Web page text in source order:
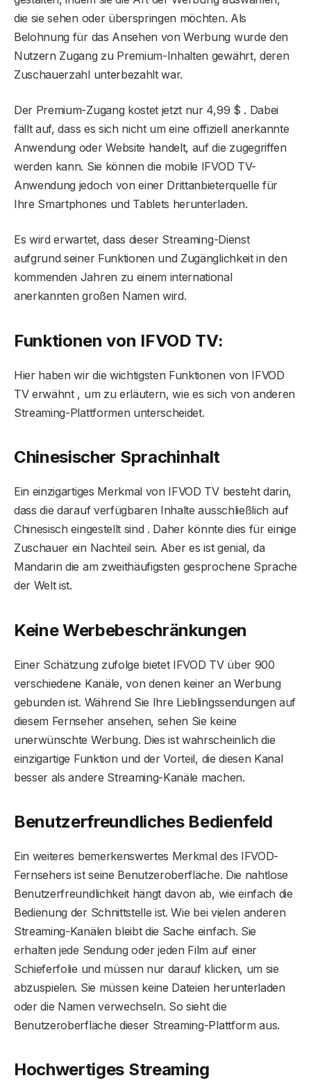
die sie sehen oder überspringen möchten. Als
Belohnung für das Ansehen von Werbung wurde den
Nutzern Zugang zu Premium-Inhalten gewährt, deren
Zuschauerzahl unterbezahlt war.
Der Premium-Zugang kostet jetzt nur 4,99 $ . Dabei
fällt auf, dass es sich nicht um eine offiziell anerkannte
Anwendung oder Website handelt, auf die zugegriffen
werden kann. Sie können die mobile IFVOD TV-
Anwendung jedoch von einer Drittanbieterquelle für
Ihre Smartphones und Tablets herunterladen.
Es wird erwartet, dass dieser Streaming-Dienst
aufgrund seiner Funktionen und Zugänglichkeit in den
kommenden Jahren zu einem international
anerkannten großen Namen wird.
Funktionen von IFVOD TV:
Hier haben wir die wichtigsten Funktionen von IFVOD
TV erwähnt , um zu erläutern, wie es sich von anderen
Streaming-Plattformen unterscheidet.
Chinesischer Sprachinhalt
Ein einzigartiges Merkmal von IFVOD TV besteht darin,
dass die darauf verfügbaren Inhalte ausschließlich auf
Chinesisch eingestellt sind . Daher könnte dies für einige
Zuschauer ein Nachteil sein. Aber es ist genial, da
Mandarin die am zweithäufigsten gesprochene Sprache
der Welt ist.
Keine Werbebeschränkungen
Einer Schätzung zufolge bietet IFVOD TV über 900
verschiedene Kanäle, von denen keiner an Werbung
gebunden ist. Während Sie Ihre Lieblingssendungen auf
diesem Fernseher ansehen, sehen Sie keine
unerwünschte Werbung. Dies ist wahrscheinlich die
einzigartige Funktion und der Vorteil, die diesen Kanal
besser als andere Streaming-Kanäle machen.
Benutzerfreundliches Bedienfeld
Ein weiteres bemerkenswertes Merkmal des IFVOD-
Fernsehers ist seine Benutzeroberfläche. Die nahtlose
Benutzerfreundlichkeit hängt davon ab, wie einfach die
Bedienung der Schnittstelle ist. Wie bei vielen anderen
Streaming-Kanälen bleibt die Sache einfach. Sie
erhalten jede Sendung oder jeden Film auf einer
Schieferfolie und müssen nur darauf klicken, um sie
abzuspielen. Sie müssen keine Dateien herunterladen
oder die Namen verwechseln. So sieht die
Benutzeroberfläche dieser Streaming-Plattform aus.
Hochwertiges Streaming